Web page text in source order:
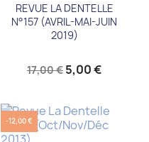
REVUE LA DENTELLE
N°157 (AVRIL-MAI-JUIN
2019)
17,00 € 5,00 €
-12,00 €